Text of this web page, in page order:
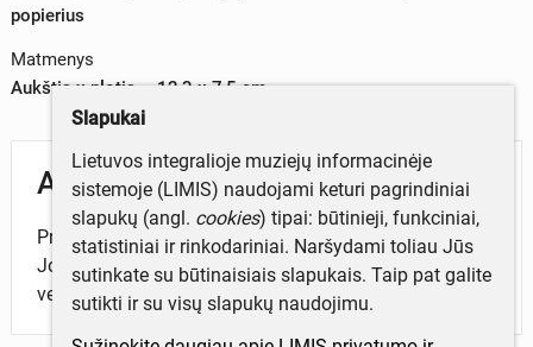
popierius
Matmenys
Aukštis x plotis – 12,3 x 7,5 cm
Aprašymas
Profesorius, kalbininkas, lietuvių kalbos normintojas
Jonas Jablonskis žmogaus su judėjimo negalia
vežimėlyje.
Slapukai
Lietuvos integralioje muziejų informacinėje
sistemoje (LIMIS) naudojami keturi pagrindiniai
slapukų (angl. cookies) tipai: būtinieji, funkciniai,
statistiniai ir rinkodariniai. Naršydami toliau Jūs
sutinkate su būtinaisiais slapukais. Taip pat galite
sutikti ir su visų slapukų naudojimu.